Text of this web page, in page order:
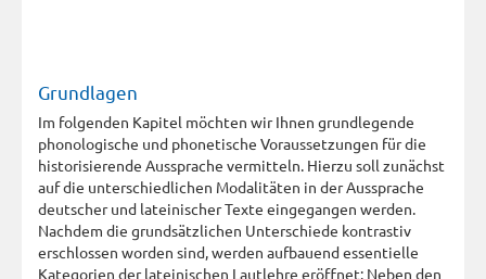
Grundlagen
Im folgenden Kapitel möchten wir Ihnen grundlegende
phonologische und phonetische Voraussetzungen für die
historisierende Aussprache vermitteln. Hierzu soll zunächst
auf die unterschiedlichen Modalitäten in der Aussprache
deutscher und lateinischer Texte eingegangen werden.
Nachdem die grundsätzlichen Unterschiede kontrastiv
erschlossen worden sind, werden aufbauend essentielle
Kategorien der lateinischen Lautlehre eröffnet: Neben den